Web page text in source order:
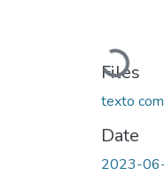
Loading...
Files
texto
Date
2023-